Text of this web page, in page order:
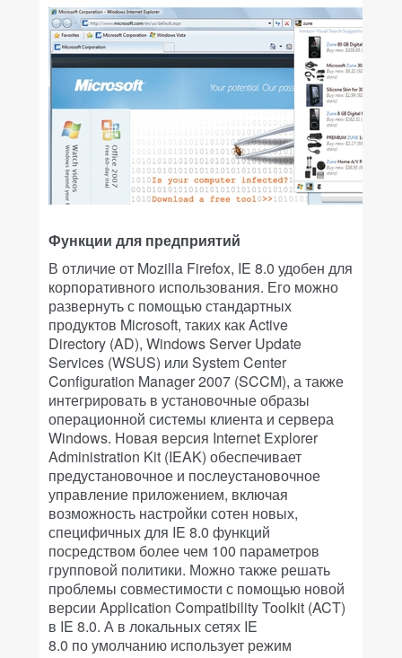
Функции для предприятий
В отличие от Mozilla Firefox, IE 8.0 удобен для
корпоративного использования. Его можно
развернуть с помощью стандартных
продуктов Microsoft, таких как Active
Directory (AD), Windows Server Update
Services (WSUS) или System Center
Configuration Manager 2007 (SCCM), а также
интегрировать в установочные образы
операционной системы клиента и сервера
Windows. Новая версия Internet Explorer
Administration Kit (IEAK) обеспечивает
предустановочное и послеустановочное
управление приложением, включая
возможность настройки сотен новых,
специфичных для IE 8.0 функций
посредством более чем 100 параметров
групповой политики. Можно также решать
проблемы совместимости с помощью новой
версии Application Compatibility Toolkit (ACT)
в IE 8.0. А в локальных сетях IE
8.0 по умолчанию использует режим